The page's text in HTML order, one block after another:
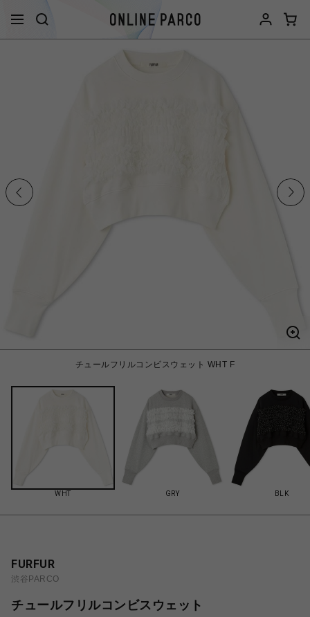
チュールフリルコンビスウェット WHT F
WHT GRY BLK
FURFUR
渋谷PARCO
チュールフリルコンビスウェット